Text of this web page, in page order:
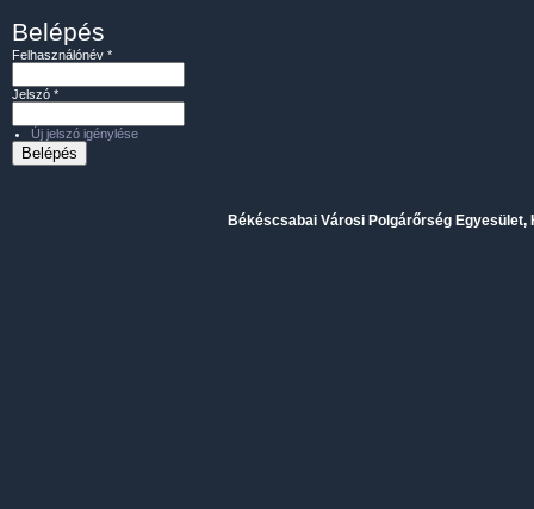
Belépés
Felhasználónév *
Jelszó *
Új jelszó igénylése
Békéscsabai Városi Polgárőrség Egyesület,